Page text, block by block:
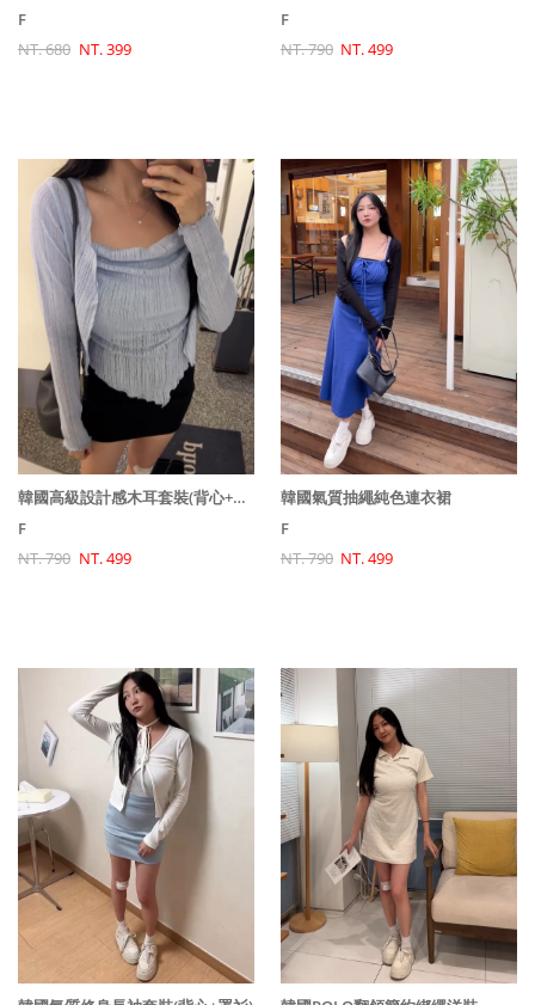
F
NT. 680 NT. 399
F
NT. 790 NT. 499
韓國高級設計感木耳套裝(背心+罩衫)
F
NT. 790 NT. 499
韓國氣質抽繩純色連衣裙
F
NT. 790 NT. 499